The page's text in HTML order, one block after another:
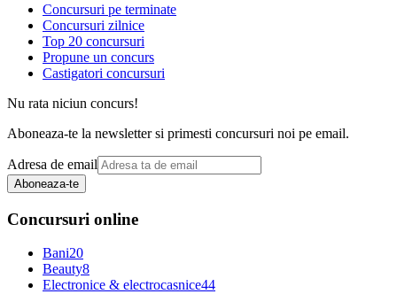
Concursuri pe terminate
Concursuri zilnice
Top 20 concursuri
Propune un concurs
Castigatori concursuri
Nu rata niciun concurs!
Aboneaza-te la newsletter si primesti concursuri noi pe email.
Adresa de email
Aboneaza-te
Concursuri online
Bani20
Beauty8
Electronice & electrocasnice44